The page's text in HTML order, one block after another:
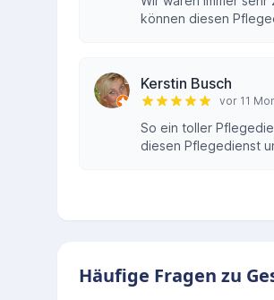
können diesen
Kerstin Busch
vor 11
So ein toller
diesen Pflegedienst
Häufige Fragen zu